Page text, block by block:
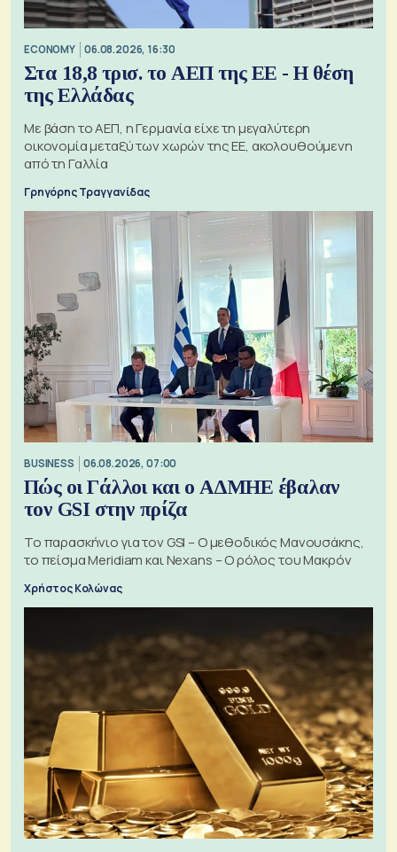
ECONOMY 06.08.2026, 16:30
Στα 18,8 τρισ. το ΑΕΠ της ΕΕ - Η θέση
της Ελλάδας
Με βάση το ΑΕΠ, η Γερμανία είχε τη μεγαλύτερη
οικονομία μεταξύ των χωρών της ΕΕ, ακολουθούμενη
από τη Γαλλία
Γρηγόρης Τραγγανίδας
BUSINESS 06.08.2026, 07:00
Πώς οι Γάλλοι και ο ΑΔΜΗΕ έβαλαν
τον GSI στην πρίζα
Το παρασκήνιο για τον GSI – Ο μεθοδικός Μανουσάκης,
το πείσμα Meridiam και Nexans – Ο ρόλος του Μακρόν
Χρήστος Κολώνας